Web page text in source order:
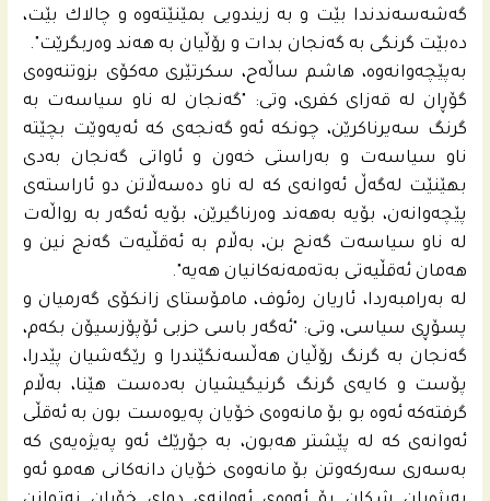
گه‌شه‌سه‌ندندا بێت و به‌ زیندویى بمێنێته‌وه‌ و چالاك بێت،
ده‌بێت گرنگى به‌ گه‌نجان بدات و رۆڵیان به‌ هه‌ند وه‌ربگرێت".
به‌پێچه‌وانه‌وه‌، هاشم ساڵەح، سکرتێری مەکۆی بزوتنەوەی
گۆڕان لە قەزای کفری، وتی: "گەنجان لە ناو سیاسەت بە
گرنگ سەیرناکرێن، چونکە ئەو گەنجەی کە ئەیەوێت بچێتە
ناو سیاسەت و بەراستی خەون و ئاواتی گەنجان بەدی
بهێنێت لەگەڵ ئەوانەی کە لە ناو دەسەڵاتن دو ئاراستەی
پێچەوانەن، بۆیە بەهەند وەرناگیرێن، بۆیە ئەگەر بە رواڵەت
لە ناو سیاسەت گەنج بن، بەڵام بە ئەقڵیەت گەنج نین و
هەمان ئەقڵیەتی بەتەمەنەکانیان هه‌یه‌".
له‌ به‌رامبه‌ردا، ئاریان ره‌ئوف، مامۆستاى زانكۆى گه‌رمیان و
پسۆڕى سیاسى، وتى: "ئه‌گه‌ر باسى حزبى ئۆپۆزسیۆن بكه‌م،
گه‌نجان به‌ گرنگ رۆڵیان هه‌ڵسه‌نگێندرا و رێگه‌شیان پێدرا،
پۆست و كایه‌ى گرنگ گرنیگیشیان به‌ده‌ست هێنا، به‌ڵام
گرفته‌كه‌ ئه‌وه‌ بو بۆ مانه‌وه‌ى خۆیان په‌یوه‌ست بون به‌ ئه‌قڵى
ئه‌وانه‌ى كه‌ له‌ پێشتر هه‌بون، به‌ جۆرێك ئه‌و په‌یژه‌یه‌ى كه‌
به‌سه‌رى سه‌ركه‌وتن بۆ مانه‌وه‌ى خۆیان دانه‌كانى هه‌مو ئه‌و